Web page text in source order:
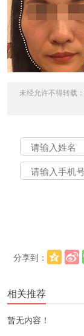
未经允许不得转载：
分享到：
相关推荐
暂无内容！